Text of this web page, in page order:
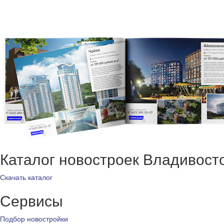
Каталог новостроек
Скачать каталог
Сервисы
Подбор новостройки